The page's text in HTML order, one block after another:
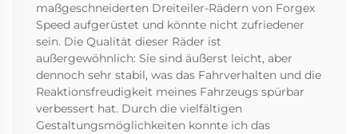
maßgeschneiderten Dreiteiler-Rädern von Forgex
Speed aufgerüstet und könnte nicht zufriedener
sein. Die Qualität dieser Räder ist
außergewöhnlich: Sie sind äußerst leicht, aber
dennoch sehr stabil, was das Fahrverhalten und die
Reaktionsfreudigkeit meines Fahrzeugs spürbar
verbessert hat. Durch die vielfältigen
Gestaltungsmöglichkeiten konnte ich das